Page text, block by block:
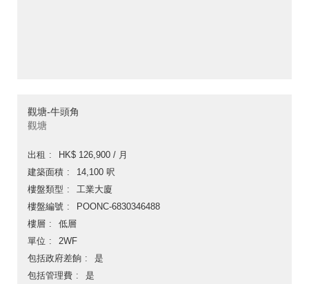
觀塘-牛頭角
觀塘
出租
HK$ 126,900 / 月
建築面積
14,100 呎
樓盤類型
工業大廈
樓盤編號
POONC-6830346488
樓層
低層
單位
2WF
包括政府差餉
是
包括管理費
是